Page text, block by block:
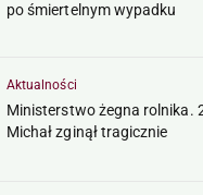
po śmiertelnym wypadku
Aktualności
Ministerstwo żegna rolnika.
Michał zginął tragicznie